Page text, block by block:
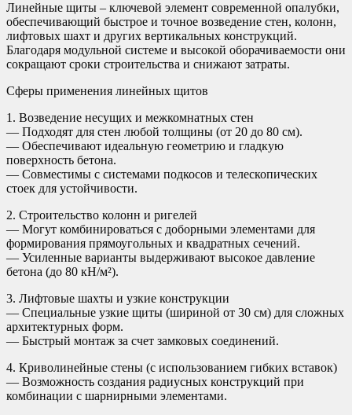
Линейные щиты – ключевой элемент современной опалубки,
обеспечивающий быстрое и точное возведение стен, колонн,
лифтовых шахт и других вертикальных конструкций.
Благодаря модульной системе и высокой оборачиваемости они
сокращают сроки строительства и снижают затраты.
Сферы применения линейных щитов
1. Возведение несущих и межкомнатных стен
— Подходят для стен любой толщины (от 20 до 80 см).
— Обеспечивают идеальную геометрию и гладкую
поверхность бетона.
— Совместимы с системами подкосов и телескопических
стоек для устойчивости.
2. Строительство колонн и ригелей
— Могут комбинироваться с доборными элементами для
формирования прямоугольных и квадратных сечений.
— Усиленные варианты выдерживают высокое давление
бетона (до 80 кН/м²).
3. Лифтовые шахты и узкие конструкции
— Специальные узкие щиты (шириной от 30 см) для сложных
архитектурных форм.
— Быстрый монтаж за счет замковых соединений.
4. Криволинейные стены (с использованием гибких вставок)
— Возможность создания радиусных конструкций при
комбинации с шарнирными элементами.